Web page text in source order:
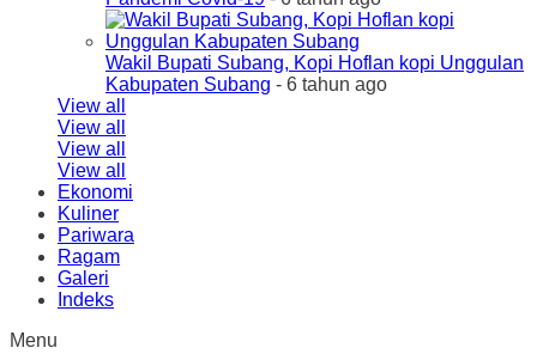
Wakil Bupati Subang, Kopi Hoflan kopi Unggulan
Kabupaten Subang - 6 tahun ago
View all
View all
View all
View all
Ekonomi
Kuliner
Pariwara
Ragam
Galeri
Indeks
Menu